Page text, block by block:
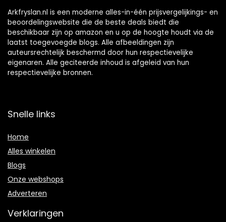
Arkfryslan.nl is een moderne alles-in-één prijsvergelijkings- en
beoordelingswebsite die de beste deals biedt die
beschikbaar zijn op amazon en u op de hoogte houdt via de
laatst toegevoegde blogs. Alle afbeeldingen zijn
auteursrechtelijk beschermd door hun respectievelijke
eigenaren. Alle geciteerde inhoud is afgeleid van hun
respectievelijke bronnen.
Snelle links
Home
Alles winkelen
Blogs
Onze webshops
Adverteren
Verklaringen